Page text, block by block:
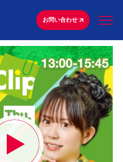
お問い合わせ